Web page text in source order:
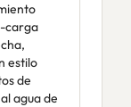
carga
estilo
de
agua de